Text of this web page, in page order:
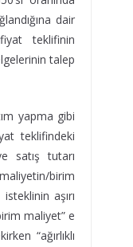
dair
teklifinin
talep
yapma gibi
teklifindeki
satış tutarı
birim
aşırı
maliyet” e
“ağırlıklı